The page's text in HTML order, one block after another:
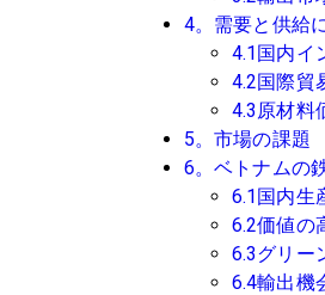
4。需要と供給
4.1国内イ
4.2国際貿
4.3原材料
5。市場の課題
6。ベトナムの
6.1国内生
6.2価値の
6.3グリー
6.4輸出機